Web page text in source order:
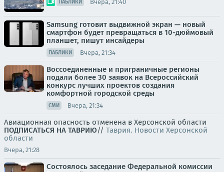
ПАБЛИКИ Вчера, 21:40
Samsung готовит выдвижной экран — новый
смартфон будет превращаться в 10-дюймовый
планшет, пишут инсайдеры
ПАБЛИКИ Вчера, 21:34
Воссоединенные и приграничные регионы
подали более 30 заявок на Всероссийский
конкурс лучших проектов создания
комфортной городской среды
СМИ Вчера, 21:34
Авиационная опасность отменена в Херсонской области
ПОДПИСАТЬСЯ НА ТАВРИЮ// Таврия. Новости Херсонской
области
Вчера, 21:28
Состоялось заседание Федеральной комиссии